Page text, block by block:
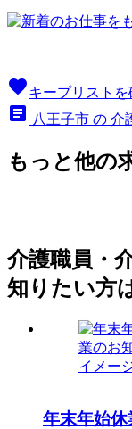
favoriteキープリストを
article 八王子市 の 介
もっと他の
介護職員・
知りたい方
年末年始